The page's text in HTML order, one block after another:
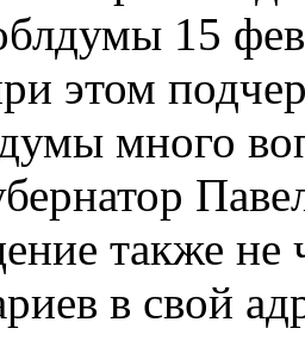
15
этом
много
также не
в свой